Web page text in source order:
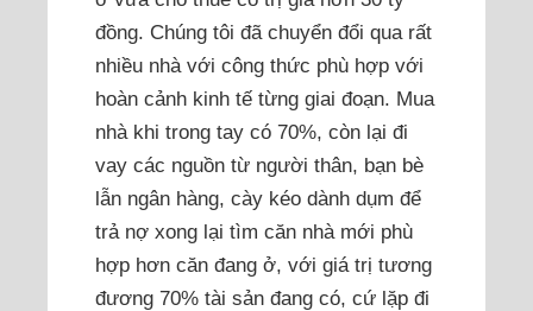
đồng. Chúng tôi đã chuyển đổi qua rất
nhiều nhà với công thức phù hợp với
hoàn cảnh kinh tế từng giai đoạn. Mua
nhà khi trong tay có 70%, còn lại đi
vay các nguồn từ người thân, bạn bè
lẫn ngân hàng, cày kéo dành dụm để
trả nợ xong lại tìm căn nhà mới phù
hợp hơn căn đang ở, với giá trị tương
đương 70% tài sản đang có, cứ lặp đi